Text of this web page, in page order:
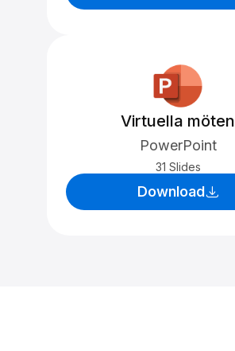
Virtuella möten
PowerPoint
31 Slides
Download